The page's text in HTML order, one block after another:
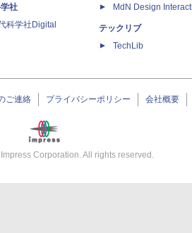
社
科学社Digital
MdN Design
テックリブ
TechLib
ご連絡 プライバシーポリシー 会社概要
Impress Corporation. All rights reserved.